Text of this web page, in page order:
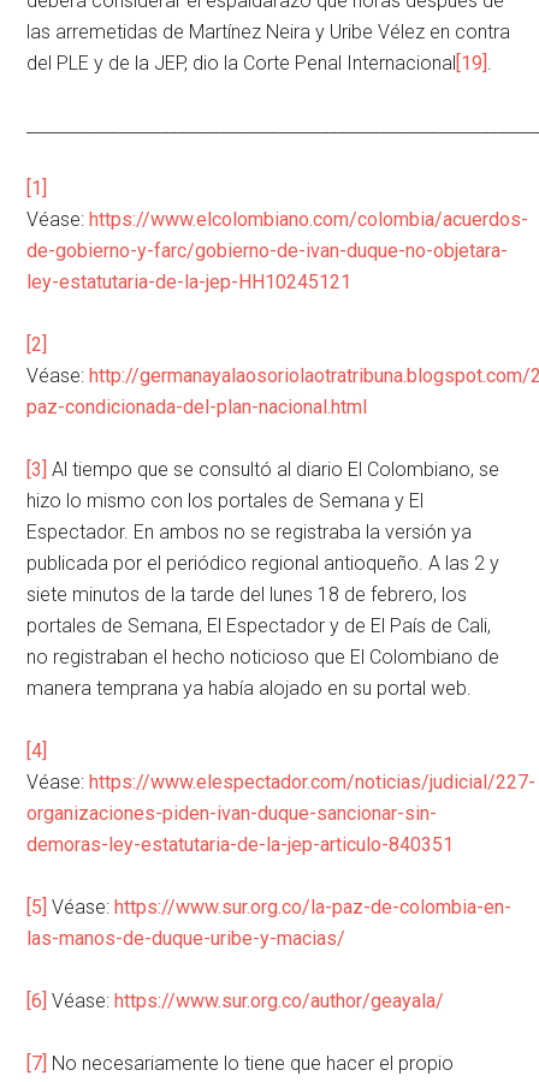
las arremetidas de Martínez Neira y Uribe Vélez en contra
del PLE y de la JEP, dio la Corte Penal Internacional [19] .
[1]
Véase: https://www.elcolombiano.com/colombia/acuerdos-
de-gobierno-y-farc/gobierno-de-ivan-duque-no-objetara-
ley-estatutaria-de-la-jep-HH10245121
[2]
Véase: http://
paz-condicionada-del-plan-nacional.html
[3] Al tiempo que se consultó al diario El Colombiano, se
hizo lo mismo con los portales de Semana y El
Espectador. En ambos no se registraba la versión ya
publicada por el periódico regional antioqueño. A las 2 y
siete minutos de la tarde del lunes 18 de febrero, los
portales de Semana, El Espectador y de El País de Cali,
no registraban el hecho noticioso que El Colombiano de
manera temprana ya había alojado en su portal web.
[4]
Véase: https://www.elespectador.com/noticias/judicial/227-
organizaciones-piden-ivan-duque-sancionar-sin-
demoras-ley-estatutaria-de-la-jep-articulo-840351
[5] Véase: https://www.sur.org.co/la-paz-de-colombia-en-
las-manos-de-duque-uribe-y-macias/
[6] Véase: https://www.sur.org.co/author/geayala/
[7] No necesariamente lo tiene que hacer el propio